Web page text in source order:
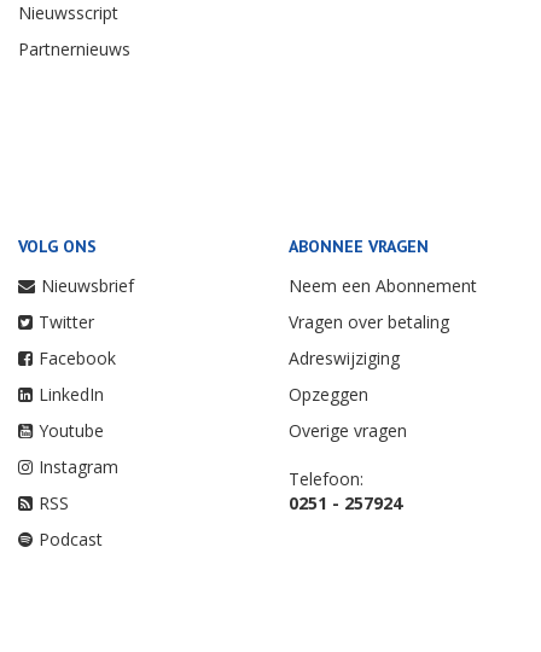
Nieuwsscript
Partnernieuws
VOLG ONS
Nieuwsbrief
Twitter
Facebook
LinkedIn
Youtube
Instagram
RSS
Podcast
ABONNEE VRAGEN
Neem een Abonnement
Vragen over betaling
Adreswijziging
Opzeggen
Overige vragen
Telefoon:
0251 - 257924